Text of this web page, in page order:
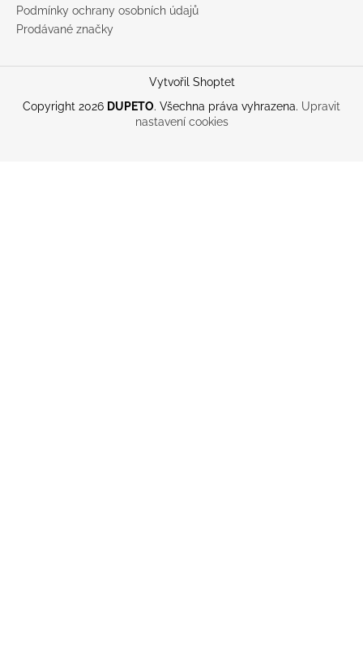
Podmínky ochrany osobních údajů
Prodávané značky
Vytvořil Shoptet
Copyright 2026 DUPETO. Všechna práva vyhrazena. Upravit
nastavení cookies